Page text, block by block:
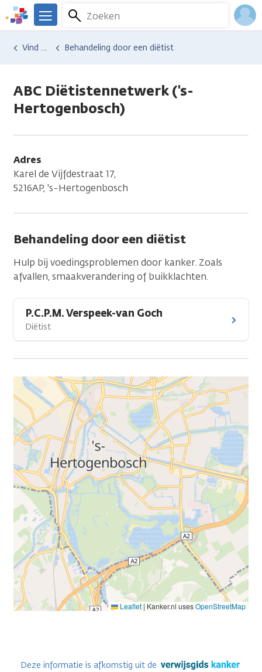
Overslaan
en
naar
We
er
Kanker.nl
Zoeken
Menu
Hulp en ondersteuning
Vind hulp bij kanker Behandeling door een diëtist
ABC Diëtistennetwerk ('s-
Hertogenbosch)
Adres
Karel de Vijfdestraat 17,
5216AP, 's-Hertogenbosch
Behandeling door een diëtist
Hulp bij voedingsproblemen door kanker. Zoals
afvallen, smaakverandering of buikklachten.
P.C.P.M. Verspeek-van Goch
Diëtist
Leaflet | Kanker.nl usesOpenStreetMap
Deze informatie is afkomstig uit de